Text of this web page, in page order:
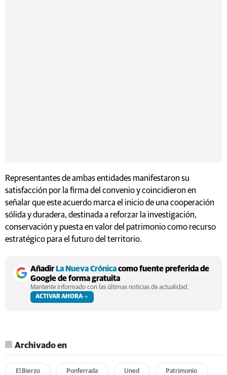
Representantes de ambas entidades manifestaron su
satisfacción por la firma del convenio y coincidieron en
señalar que este acuerdo marca el inicio de una cooperación
sólida y duradera, destinada a reforzar la investigación,
conservación y puesta en valor del patrimonio como recurso
estratégico para el futuro del territorio.
AñadirLa Nueva Crónicacomo fuente preferida de
Google de forma gratuita
Mantente informado con las últimas noticias de actualidad.
ACTIVAR AHORA
Archivado en
El Bierzo Ponferrada Uned Patrimonio